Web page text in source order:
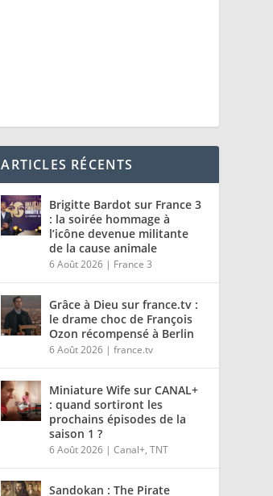
ARTICLES RÉCENTS
Brigitte Bardot sur France 3
: la soirée hommage à
l’icône devenue militante
de la cause animale
6 Août 2026 | France 3
Grâce à Dieu sur france.tv :
le drame choc de François
Ozon récompensé à Berlin
6 Août 2026 |france.tv
Miniature Wife sur CANAL+
: quand sortiront les
prochains épisodes de la
saison 1 ?
6 Août 2026 |Canal+,TNT
Sandokan : The Pirate